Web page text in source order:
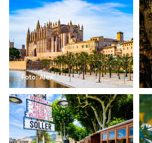
Foto: Alex